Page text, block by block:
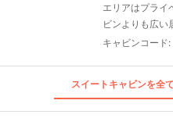
エリアはプライ
ビンよりも広い
キャビンコード:
スイートキャビンを全